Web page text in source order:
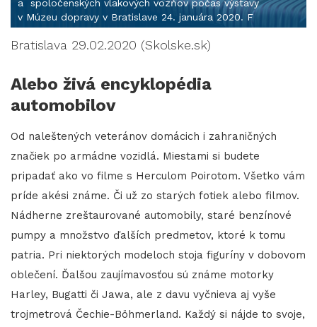
a spoločenských vlakových vozňov počas výstavy
v Múzeu dopravy v Bratislave 24. januára 2020. F
Bratislava 29.02.2020 (Skolske.sk)
Alebo živá encyklopédia
automobilov
Od naleštených veteránov domácich i zahraničných
značiek po armádne vozidlá. Miestami si budete
pripadať ako vo filme s Herculom Poirotom. Všetko vám
príde akési známe. Či už zo starých fotiek alebo filmov.
Nádherne zreštaurované automobily, staré benzínové
pumpy a množstvo ďalších predmetov, ktoré k tomu
patria. Pri niektorých modeloch stoja figuríny v dobovom
oblečení. Ďalšou zaujímavosťou sú známe motorky
Harley, Bugatti či Jawa, ale z davu vyčnieva aj vyše
trojmetrová Čechie-Böhmerland. Každý si nájde to svoje,